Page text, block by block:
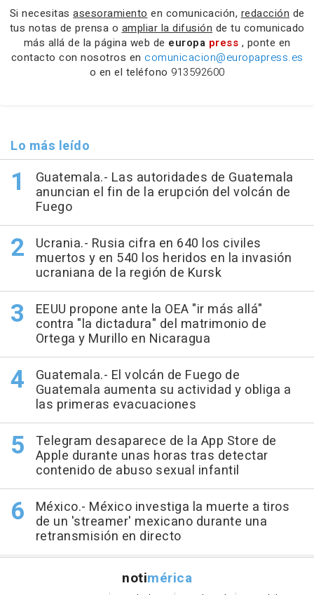
Si necesitas asesoramiento en comunicación, redacción de
tus notas de prensa o ampliar la difusión de tu comunicado
más allá de la página web de europa press , ponte en
contacto con nosotros en comunicacion@europapress.es
o en el teléfono 913592600
Lo más leído
Guatemala.- Las autoridades de Guatemala
anuncian el fin de la erupción del volcán de
Fuego
Ucrania.- Rusia cifra en 640 los civiles
muertos y en 540 los heridos en la invasión
ucraniana de la región de Kursk
EEUU propone ante la OEA "ir más allá"
contra "la dictadura" del matrimonio de
Ortega y Murillo en Nicaragua
Guatemala.- El volcán de Fuego de
Guatemala aumenta su actividad y obliga a
las primeras evacuaciones
Telegram desaparece de la App Store de
Apple durante unas horas tras detectar
contenido de abuso sexual infantil
México.- México investiga la muerte a tiros
de un 'streamer' mexicano durante una
retransmisión en directo
notimérica